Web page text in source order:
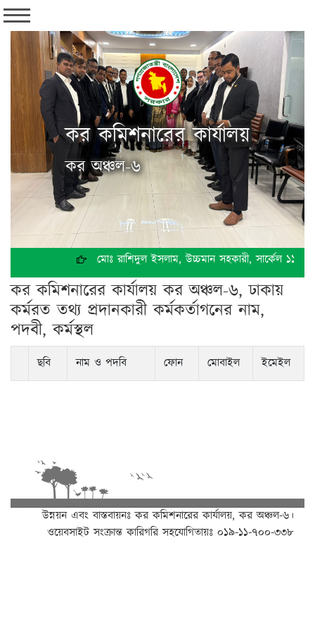
কর কমিশনারের কার্যালয়
কর অঞ্চল-৬
মোঃ রাশিদুল ইসলাম, উচ্চমান সহকারী, সার্কেল
কর কমিশনারের কার্যালয় কর অঞ্চল-৬, ঢাকায়
কর্মরত তথ্য প্রদানকারী কর্মকর্তাগনের নাম,
পদবী, কর্মস্থল
ছবি নাম ও পদবি ফোন মোবাইল ইমেইল
উন্নয়ন এবং বাস্তবায়নঃ কর কমিশনারের কার্যালয়, কর অঞ্চল-৬।
ওয়েবসাইট সংক্রান্ত কারিগরি সহযোগিতায়ঃ ০১৯-১১-৭০০-৩৩৮